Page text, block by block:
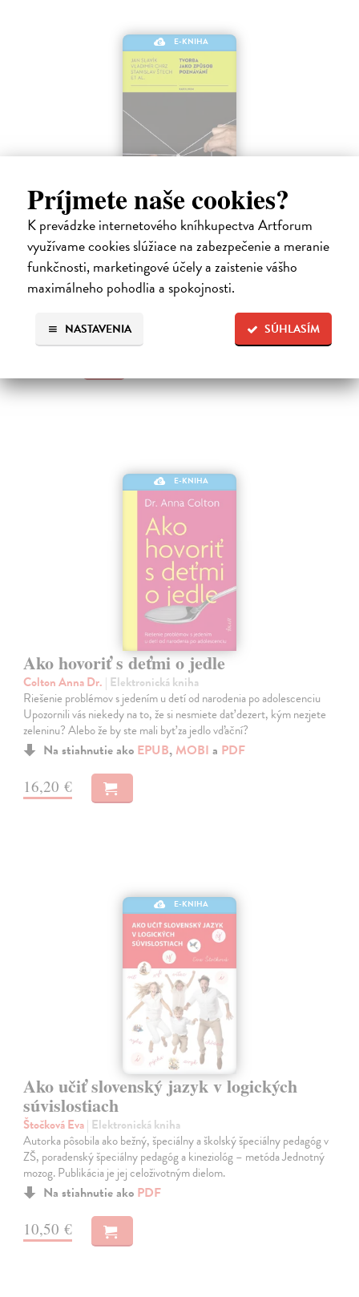
Príjmete naše cookies?
K prevádzke internetového kníhkupectva Artforum
využívame cookies slúžiace na zabezpečenie a meranie
funkčnosti, marketingové účely a zaistenie vášho
maximálneho pohodlia a spokojnosti.
SÚHLASÍM
NASTAVENIA
E-KNIHA
Tvorba jako způsob poznávání
Chrz Vladimír, Slavik Jan, Štech Stanislav| Elektronická kniha
Tvorba anebo tvořivost, založená na myšlence osvobození a rozvíjení
lidské přirozenosti, patřila k velkým tématům modernistické
psychologie i pedagogiky a zájem o ni setrvává i v dnešním školském
Na stiahnutie ako
E-KNIHA
Ako hovoriť s deťmi o jedle
Colton Anna Dr. | Elektronická kniha
Riešenie problémov s jedením u detí od narodenia po adolescenciu
Upozornili vás niekedy na to, že si nesmiete dať dezert, kým nezjete
zeleninu? Alebo že by ste mali byť za jedlo vďační?
Na stiahnutie ako EPUB, MOBI a PDF
16,20 €
E-KNIHA
Ako učiť slovenský jazyk v logických
súvislostiach
Štočková Eva| Elektronická kniha
Autorka pôsobila ako bežný, špeciálny a školský špeciálny pedagóg v
ZŠ, poradenský špeciálny pedagóg a kineziológ – metóda Jednotný
mozog. Publikácia je jej celoživotným dielom.
Na stiahnutie ako PDF
10,50 €